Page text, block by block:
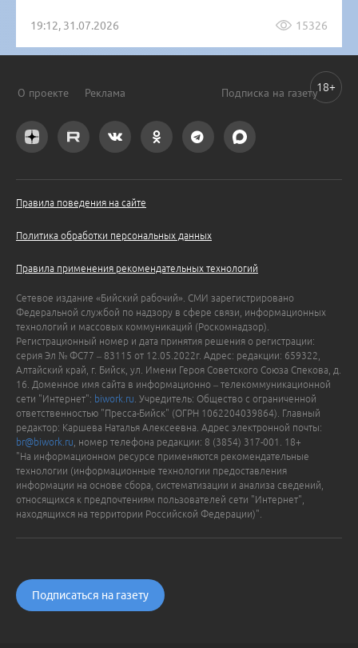
19:12, 31.07.2026 15326
О проекте Реклама Подписка на газету
Правила поведения на сайте
Политика обработки персональных данных
Правила применения рекомендательных технологий
Сетевое издание «Бийский рабочий». СМИ зарегистрировано
Федеральной службой по надзору в сфере связи, информационных
технологий и массовых коммуникаций (Роскомнадзор).
Регистрационный номер и дата принятия решения о регистрации:
серия Эл № ФС77 – 83115 от 12.05.2022г. Адрес: редакции: 659322,
Алтайский край, г. Бийск, ул. Имени Героя Советского Союза Спекова, д.
16. Доменное имя сайта в информационно – телекоммуникационной
сети "Интернет": biwork.ru . Учредитель: Общество с ограниченной
ответственностью "Пресса-Бийск" (ОГРН 1062204039864). Главный
редактор: Каршева Наталья Алексеевна. Адрес электронной почты:
br@biwork.ru , номер телефона редакции: 8 (3854) 317-001. 18+
"На информационном ресурсе применяются рекомендательные
технологии (информационные технологии предоставления
информации на основе сбора, систематизации и анализа сведений,
относящихся к предпочтениям пользователей сети "Интернет",
находящихся на территории Российской Федерации)".
Подписаться на газету
18+